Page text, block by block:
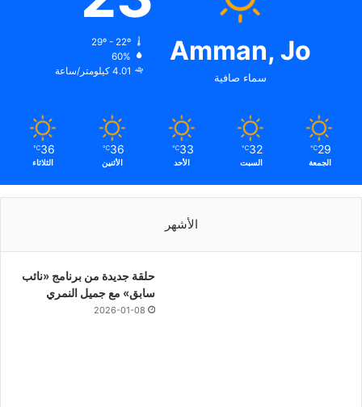
Amman, Jo
سماء صافية
29º - 22º
60%
4.01 كيلومتر/ساعة
29
℃
الجمعة
32
℃
السبت
33
℃
الأحد
36
℃
الأثنين
36
℃
الثلاثاء
الأشهر
حلقة جديدة من برنامج «نائب
سابق» مع جميل النمري
2026-01-08